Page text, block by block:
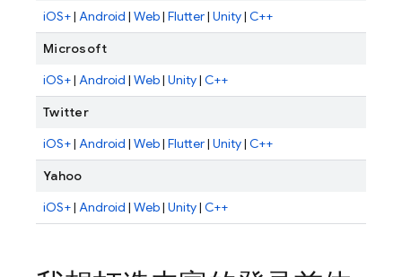
iOS+| Android | Web| Flutter| Unity| C++
Microsoft
iOS+| Android | Web| Unity| C++
Twitter
iOS+| Android | Web| Flutter| Unity| C++
Yahoo
iOS+| Android | Web| Unity| C++